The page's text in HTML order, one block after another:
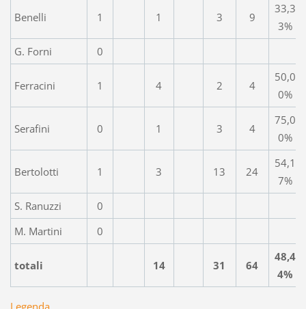
Benelli 1 1 3 9
33,3
3%
G. Forni
0
Ferracini 1 4 2 4
50,0
0%
Serafini 0 1 3 4
75,0
0%
Bertolotti 1 3 13 24
54,1
7%
S. Ranuzzi
0
M. Martini
0
totali 14 31 64
48,4
4%
Legenda